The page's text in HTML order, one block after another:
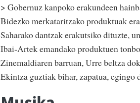
> Gobernuz kanpoko erakundeen
Bidezko merkataritzako produktuak
Saharako dantzak erakutsiko dituzte,
Ibai-Artek emandako produktuen
Zinemaldiaren barruan, Urre beltza
Ekintza guztiak bihar, zapatua,